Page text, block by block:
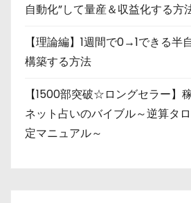
自動化”して量産＆収益化する方
【理論編】1週間で0→1できる半
構築する方法
【1500部突破☆ロングセラー】
ネット占いのバイブル～逆算タ
定マニュアル～